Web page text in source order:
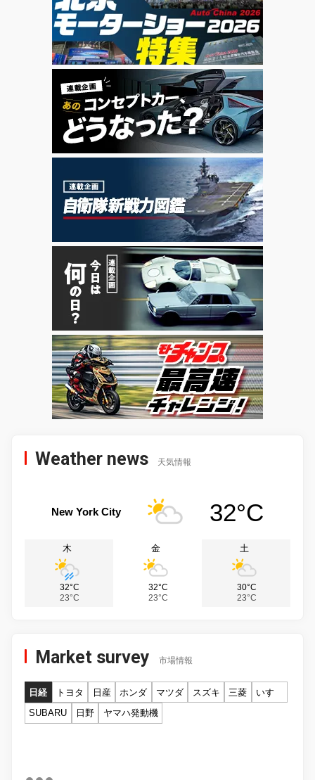
Weather news 天気情報
New York City 32°C
木
32°C
23°C
金
32°C
23°C
土
30°C
23°C
Market survey 市場情報
日経 トヨタ 日産 ホンダ マツダ スズキ 三菱
いすゞ
SUBARU
日野 ヤマハ発動機